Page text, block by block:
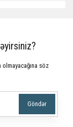
söz